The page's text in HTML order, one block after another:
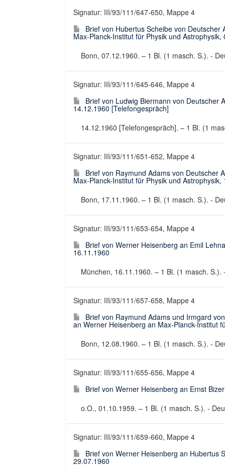
Signatur: III/93/111/647-650, Mappe 4
Brief von Hubertus Scheibe von
Max-Planck-Institut für Physik und Astrophysik,
Bonn, 07.12.1960. – 1 Bl. (1 masch. S.). -
Signatur: III/93/111/645-646, Mappe 4
Brief von Ludwig Biermann von Deutscher
14.12.1960 [Telefongespräch]
14.12.1960 [Telefongespräch]. – 1 Bl. (1
Signatur: III/93/111/651-652, Mappe 4
Brief von Raymund Adams von Deutscher
Max-Planck-Institut für Physik und Astrophysik,
Bonn, 17.11.1960. – 1 Bl. (1 masch. S.). -
Signatur: III/93/111/653-654, Mappe 4
Brief von Werner Heisenberg an Emil
16.11.1960
München, 16.11.1960. – 1 Bl. (1 masch.
Signatur: III/93/111/657-658, Mappe 4
Brief von Raymund Adams und Irmgard
an Werner Heisenberg an Max-Planck-Institut
Bonn, 12.08.1960. – 1 Bl. (1 masch. S.). -
Signatur: III/93/111/655-656, Mappe 4
Brief von Werner Heisenberg an Ernst
o.O., 01.10.1959. – 1 Bl. (1 masch. S.). -
Signatur: III/93/111/659-660, Mappe 4
Brief von Werner Heisenberg an Hubertus
29.07.1960